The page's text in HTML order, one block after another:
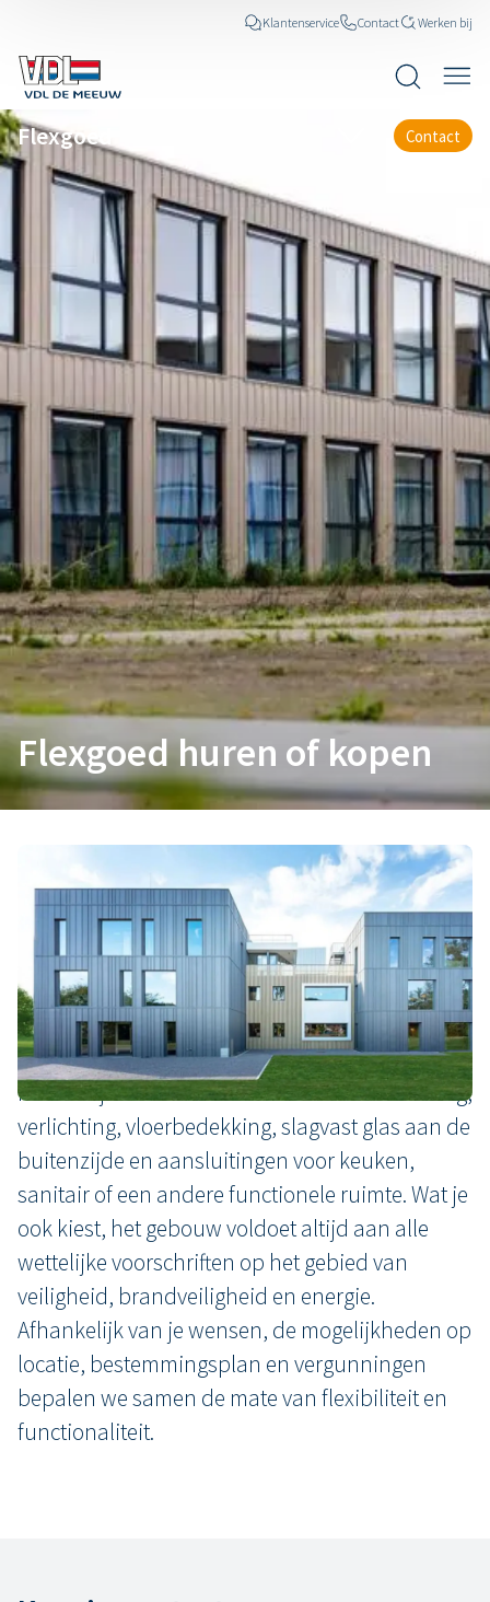
Klantenservice Contact Werken bij
Flexgoed Contact
Flexgoed huren of kopen
Flexgoed huren of kopen
Per direct een gebouw of tijdelijke huisvesting
nodig? De uitbreiding van je kantoor-, school- of
woonruimte kun je bij ons uit voorraad huren of
kopen. Gebruiksklaar. Met of zonder meubilair.
Maar altijd voorzien van elektrische verwarming,
verlichting, vloerbedekking, slagvast glas aan de
buitenzijde en aansluitingen voor keuken,
sanitair of een andere functionele ruimte. Wat je
ook kiest, het gebouw voldoet altijd aan alle
wettelijke voorschriften op het gebied van
veiligheid, brandveiligheid en energie.
Afhankelijk van je wensen, de mogelijkheden op
locatie, bestemmingsplan en vergunningen
bepalen we samen de mate van flexibiliteit en
functionaliteit.